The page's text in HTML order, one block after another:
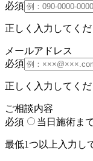
必須
正しく入力してくだ
メールアドレス
必須
正しく入力してくだ
ご相談内容
必須
当日施術ま
最低1つ以上入力し